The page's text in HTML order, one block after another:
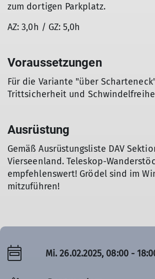
zum dortigen Parkplatz.
AZ: 3,0h / GZ: 5,0h
Voraussetzungen
Für die Variante "über
Trittsicherheit und
Ausrüstung
Gemäß Ausrüstungsliste DAV
Vierseenland. Teleskop-
empfehlenswert! Grödel sind im
mitzuführen!
Mi. 26.02.2025, 08:00 -